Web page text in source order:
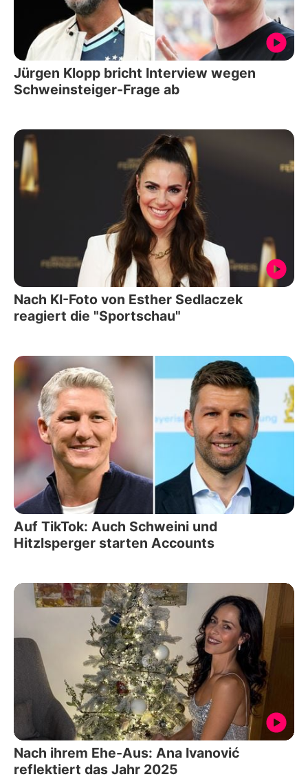
Jürgen Klopp bricht Interview wegen
Schweinsteiger-Frage ab
Nach KI-Foto von Esther Sedlaczek
reagiert die "Sportschau"
Auf TikTok: Auch Schweini und
Hitzlsperger starten Accounts
Nach ihrem Ehe-Aus: Ana Ivanović
reflektiert das Jahr 2025